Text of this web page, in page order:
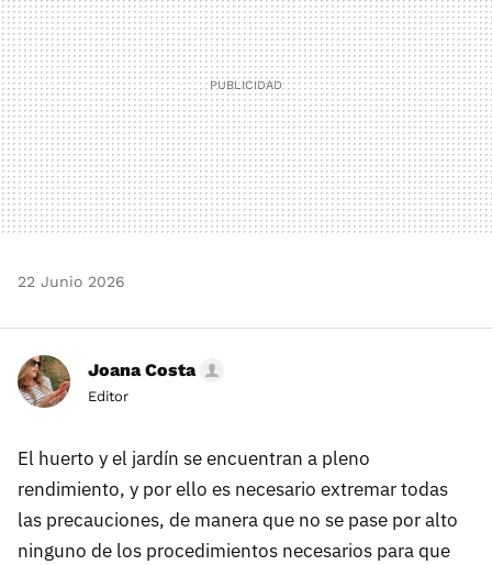
22 Junio 2026
Joana Costa
Editor
El huerto y el jardín se encuentran a pleno
rendimiento, y por ello es necesario extremar todas
las precauciones, de manera que no se pase por alto
ninguno de los procedimientos necesarios para que